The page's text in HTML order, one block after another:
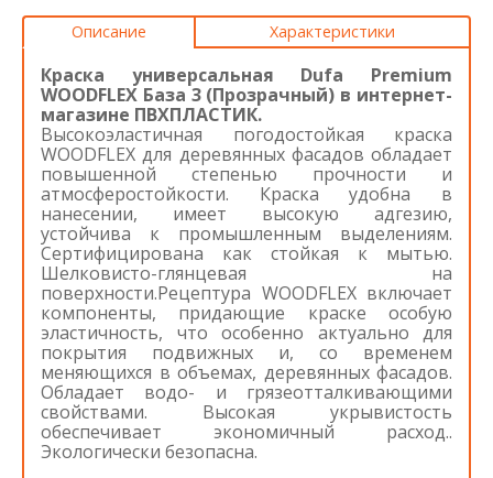
Описание Характеристики
Краска универсальная Dufa Premium
WOODFLEX База 3 (Прозрачный) в интернет-
магазине ПВХПЛАСТИК.
Высокоэластичная погодостойкая краска
WOODFLEX для деревянных фасадов обладает
повышенной степенью прочности и
атмосферостойкости. Краска удобна в
нанесении, имеет высокую адгезию,
устойчива к промышленным выделениям.
Сертифицирована как стойкая к мытью.
Шелковисто-глянцевая на
поверхности.Рецептура WOODFLEX включает
компоненты, придающие краске особую
эластичность, что особенно актуально для
покрытия подвижных и, со временем
меняющихся в объемах, деревянных фасадов.
Обладает водо- и грязеотталкивающими
свойствами. Высокая укрывистость
обеспечивает экономичный расход..
Экологически безопасна.